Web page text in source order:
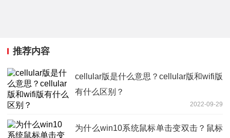
推荐内容
cellular版是什么意思？cellular版和wifi版
有什么区别？
2022-09-29
为什么win10系统鼠标单击变双击？鼠标